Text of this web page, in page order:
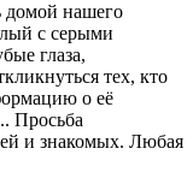
нашего
с серыми
глаза,
тех, кто
о её
Просьба
и знакомых. Любая